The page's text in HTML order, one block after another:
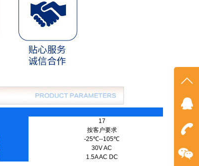
17
按客户要求
-25℃--105℃
30V AC
1.5A AC DC
点我